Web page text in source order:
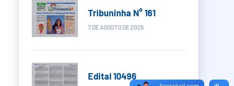
Tribuninha N° 161
7 DE AGOSTO DE 2026
Edital 10496